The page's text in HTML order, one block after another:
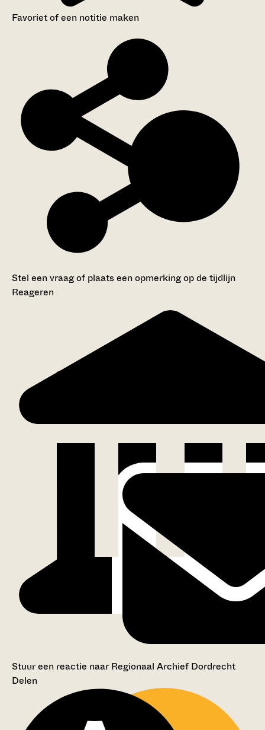
Favoriet of een notitie maken
Stel een vraag of plaats een opmerking op de tijdlijn
Reageren
Stuur een reactie naar Regionaal Archief Dordrecht
Delen